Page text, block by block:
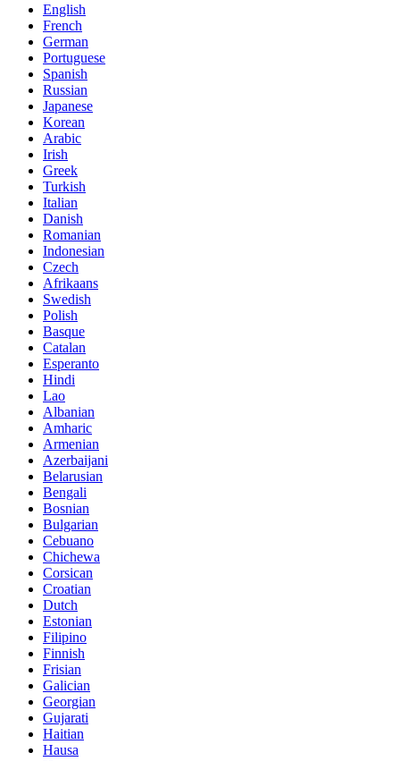
English
French
German
Portuguese
Spanish
Russian
Japanese
Korean
Arabic
Irish
Greek
Turkish
Italian
Danish
Romanian
Indonesian
Czech
Afrikaans
Swedish
Polish
Basque
Catalan
Esperanto
Hindi
Lao
Albanian
Amharic
Armenian
Azerbaijani
Belarusian
Bengali
Bosnian
Bulgarian
Cebuano
Chichewa
Corsican
Croatian
Dutch
Estonian
Filipino
Finnish
Frisian
Galician
Georgian
Gujarati
Haitian
Hausa